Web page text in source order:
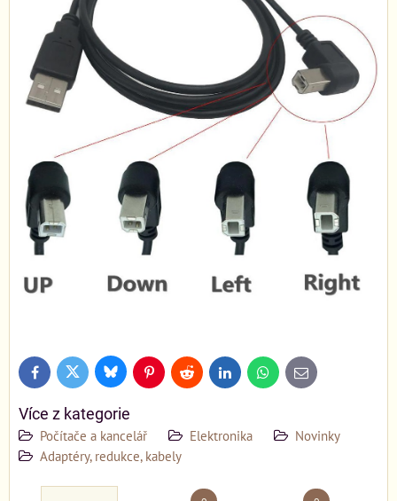
FacebookTwitter BlueskyPinterestReddit LinkedInWhatsApp
E-
mail
Více z kategorie
Počítače a kancelář Elektronika
Novinky
Adaptéry, redukce, kabely